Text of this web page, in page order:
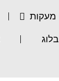
מעקות
בלוג